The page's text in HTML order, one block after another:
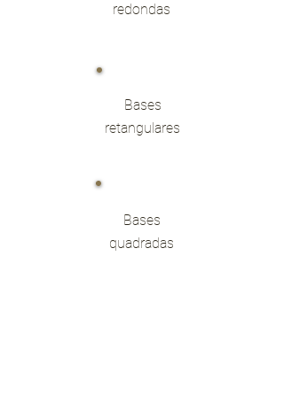
redondas
Bases
retangulares
Bases
quadradas